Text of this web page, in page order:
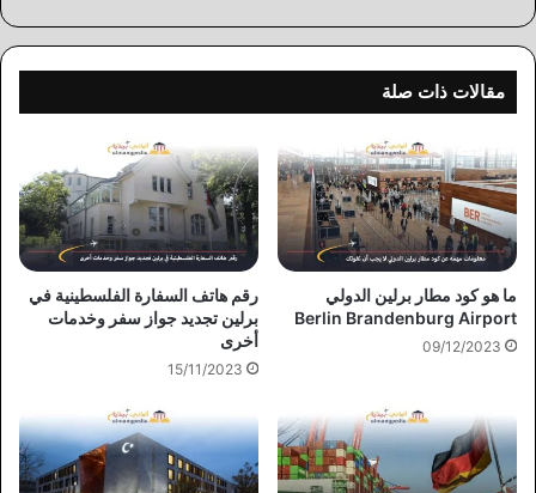
مقالات ذات صلة
ما هو كود مطار برلين الدولي
Berlin Brandenburg Airport
09/12/2023
رقم هاتف السفارة الفلسطينية في
برلين تجديد جواز سفر وخدمات
أخرى
15/11/2023